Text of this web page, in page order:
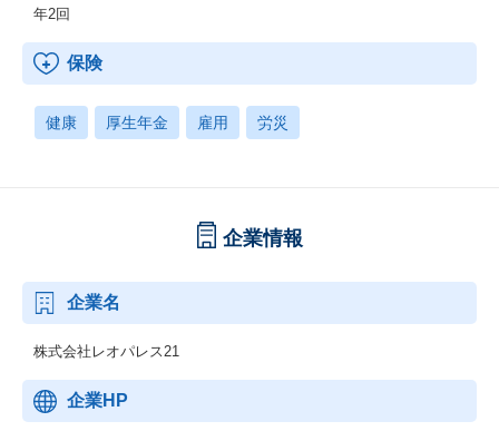
年2回
保険
健康 厚生年金 雇用 労災
企業情報
企業名
株式会社レオパレス21
企業HP